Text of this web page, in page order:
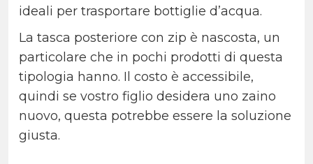
ideali per trasportare bottiglie d’acqua.
La tasca posteriore con zip è nascosta, un
particolare che in pochi prodotti di questa
tipologia hanno. Il costo è accessibile,
quindi se vostro figlio desidera uno zaino
nuovo, questa potrebbe essere la soluzione
giusta.